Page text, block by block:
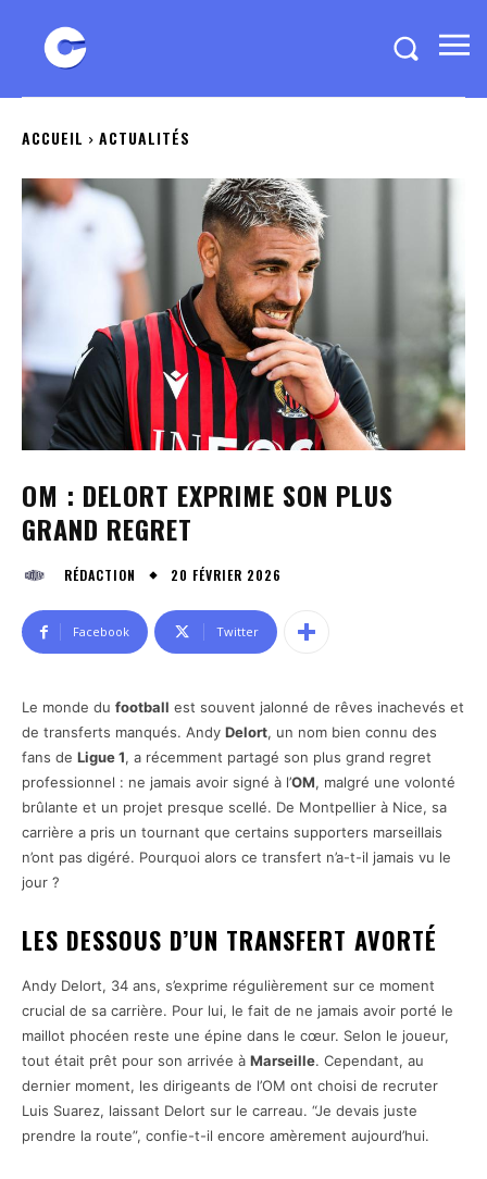
ACCUEIL ACTUALITÉS
OM : DELORT EXPRIME SON PLUS
GRAND REGRET
RÉDACTION 20 FÉVRIER 2026
Facebook Twitter
Le monde du football est souvent jalonné de rêves inachevés et
de transferts manqués. Andy Delort, un nom bien connu des
fans de Ligue 1, a récemment partagé son plus grand regret
professionnel : ne jamais avoir signé à l’OM, malgré une volonté
brûlante et un projet presque scellé. De Montpellier à Nice, sa
carrière a pris un tournant que certains supporters marseillais
n’ont pas digéré. Pourquoi alors ce transfert n’a-t-il jamais vu le
jour ?
LES DESSOUS D’UN TRANSFERT AVORTÉ
Andy Delort, 34 ans, s’exprime régulièrement sur ce moment
crucial de sa carrière. Pour lui, le fait de ne jamais avoir porté le
maillot phocéen reste une épine dans le cœur. Selon le joueur,
tout était prêt pour son arrivée à Marseille. Cependant, au
dernier moment, les dirigeants de l’OM ont choisi de recruter
Luis Suarez, laissant Delort sur le carreau. “Je devais juste
prendre la route”, confie-t-il encore amèrement aujourd’hui.